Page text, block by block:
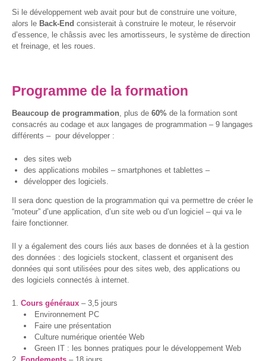
Si le développement web avait pour but de construire une voiture,
alors le Back-End consisterait à construire le moteur, le réservoir
d’essence, le châssis avec les amortisseurs, le système de direction
et freinage, et les roues.
Programme de la formation
Beaucoup de programmation, plus de 60% de la formation sont
consacrés au codage et aux langages de programmation – 9 langages
différents – pour développer :
des sites web
des applications mobiles – smartphones et tablettes –
développer des logiciels.
Il sera donc question de la programmation qui va permettre de créer le
“moteur” d’une application, d’un site web ou d’un logiciel – qui va le
faire fonctionner.
Il y a également des cours liés aux bases de données et à la gestion
des données : des logiciels stockent, classent et organisent des
données qui sont utilisées pour des sites web, des applications ou
des logiciels connectés à internet.
Cours généraux – 3,5 jours
Environnement PC
Faire une présentation
Culture numérique orientée Web
Green IT : les bonnes pratiques pour le développement Web
les femmes
?
c’est ton genre
Sensibiliser
débats &
conférences
Nous,
citoyen·nes
numériques
CRACCS
en jeu !
Les clés
sont en
vous !
Algo’bulles
– Sur les
traces du
Colibri